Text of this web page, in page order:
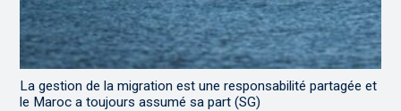
La gestion de la migration est une responsabilité partagée et
le Maroc a toujours assumé sa part (SG)